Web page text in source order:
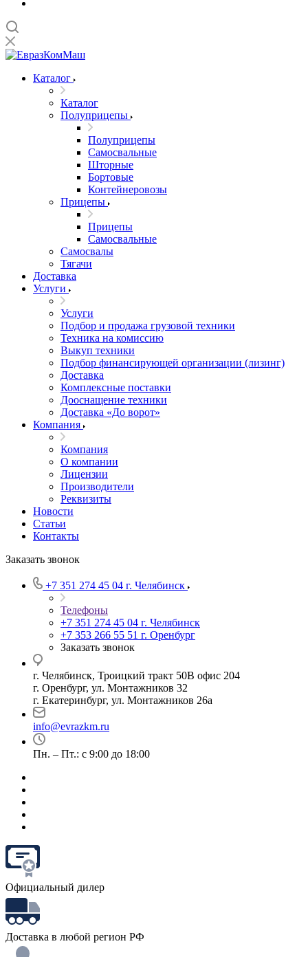
Каталог
Каталог
Полуприцепы
Полуприцепы
Самосвальные
Шторные
Бортовые
Контейнеровозы
Прицепы
Прицепы
Самосвальные
Самосвалы
Тягачи
Доставка
Услуги
Услуги
Подбор и продажа грузовой техники
Техника на комиссию
Выкуп техники
Подбор финансирующей организации (лизинг)
Доставка
Комплексные поставки
Дооснащение техники
Доставка «До ворот»
Компания
Компания
О компании
Лицензии
Производители
Реквизиты
Новости
Статьи
Контакты
Заказать звонок
+7 351 274 45 04 г. Челябинск
Телефоны
+7 351 274 45 04 г. Челябинск
+7 353 266 55 51 г. Оренбург
Заказать звонок
г. Челябинск, Троицкий тракт 50В офис 204
г. Оренбург, ул. Монтажников 32
г. Екатеринбург, ул. Монтажников 26а
info@evrazkm.ru
Пн. – Пт.: с 9:00 до 18:00
Официальный дилер
Доставка в любой регион РФ